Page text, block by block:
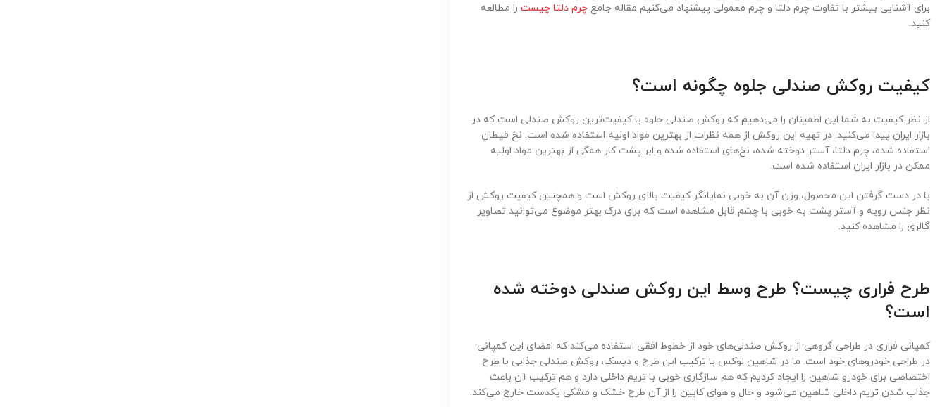
برای آشنایی بیشتر با تفاوت چرم دلتا و چرم معمولی پیشنهاد می‌کنیم مقاله جامع چرم دلتا چیست را مطالعه
کنید.
کیفیت روکش صندلی جلوه چگونه است؟
از نظر کیفیت به شما این اطمینان را می‌دهیم که روکش صندلی جلوه با کیفیت‌ترین روکش صندلی است که در
بازار ایران پیدا می‌کنید. در تهیه این روکش از همه نظرات از بهترین مواد اولیه استفاده شده است. نخ قیطان
استفاده شده، چرم دلتا، آستر دوخته شده، نخ‌های استفاده شده و ابر پشت کار همگی از بهترین مواد اولیه
ممکن در بازار ایران استفاده شده است.
با در دست گرفتن این محصول، وزن آن به خوبی نمایانگر کیفیت بالای روکش است و همچنین کیفیت روکش از
نظر جنس رویه و آستر پشت به خوبی با چشم قابل مشاهده است که برای درک بهتر موضوع می‌توانید تصاویر
گالری را مشاهده کنید.
طرح فراری چیست؟ طرح وسط این روکش صندلی دوخته شده
است؟
کمپانی فراری در طراحی گروهی از روکش صندلی‌های خود از خطوط افقی استفاده می‌کند که امضای این کمپانی
در طراحی خودروهای خود است. ما در شاهین لوکس با ترکیب این طرح و دیسک، روکش صندلی جذابی با طرح
اختصاصی برای خودرو شاهین را ایجاد کردیم که هم سازگاری خوبی با تریم داخلی دارد و هم ترکیب آن باعث
جذاب شدن تریم داخلی شاهین می‌شود و حال و هوای کابین را از آن طرح خشک و مشکی یکدست خارج می‌کند.